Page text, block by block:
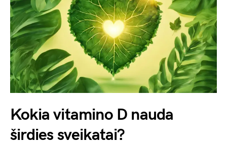
Kokia vitamino D nauda
širdies sveikatai?